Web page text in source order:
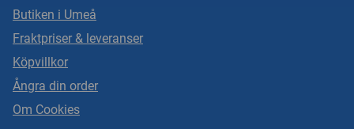
Butiken i Umeå
Fraktpriser & leveranser
Köpvillkor
Ångra din order
Om Cookies